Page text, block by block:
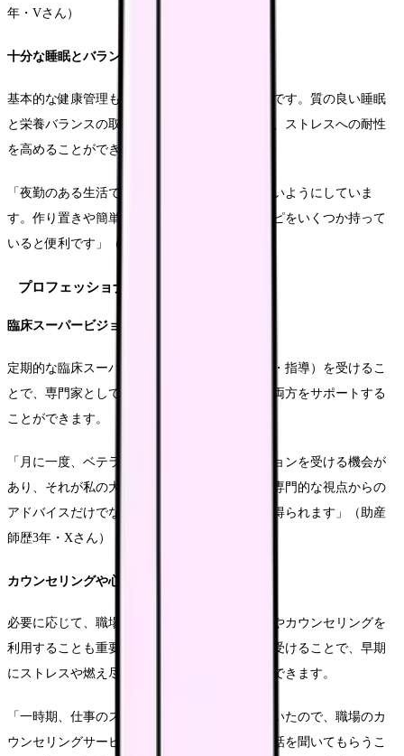
年・Vさん）
十分な睡眠とバランスの取れた食事
基本的な健康管理も重要なメンタルケアの一部です。質の良い睡眠
と栄養バランスの取れた食事を心がけることで、ストレスへの耐性
を高めることができます。
「夜勤のある生活でも、食事だけは手を抜かないようにしていま
す。作り置きや簡単な栄養バランスの良いレシピをいくつか持って
いると便利です」（助産師歴8年・Wさん）
プロフェッショナルサポートの活用
臨床スーパービジョンの活用
定期的な臨床スーパービジョン（専門的な助言・指導）を受けるこ
とで、専門家としての成長とメンタルヘルスの両方をサポートする
ことができます。
「月に一度、ベテラン助産師からスーパービジョンを受ける機会が
あり、それが私の大きな支えになっています。専門的な視点からの
アドバイスだけでなく、感情面でのサポートも得られます」（助産
師歴3年・Xさん）
カウンセリングや心理的サポートの利用
必要に応じて、職場のメンタルヘルスサービスやカウンセリングを
利用することも重要です。専門家のサポートを受けることで、早期
にストレスや燃え尽き症候群に対処することができます。
「一時期、仕事のストレスで眠れないことが続いたので、職場のカ
ウンセリングサービスを利用しました。プロに話を聞いてもらうこ